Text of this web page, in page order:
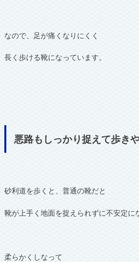
なので、足が痛くなりにくく
長く歩ける靴になっています。
悪路もしっかり捉えて歩き
砂利道を歩くと、普通の靴だと
靴が上手く地面を捉えられずに不安定に
柔らかくしなって